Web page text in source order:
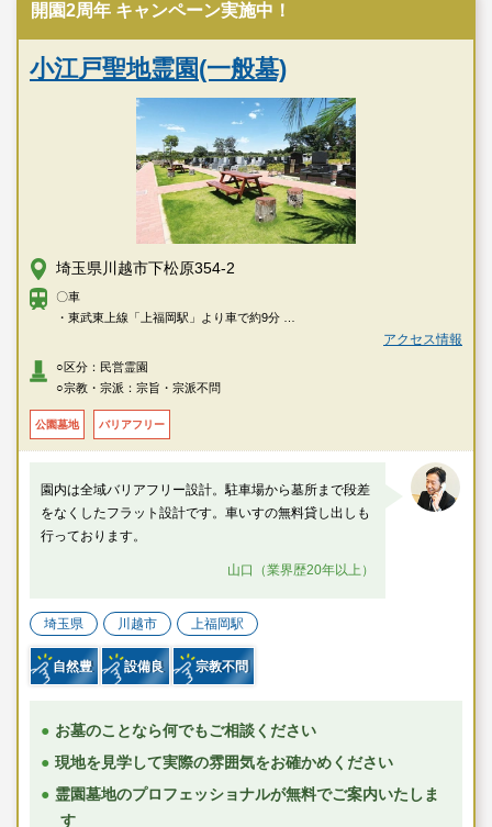
開園2周年 キャンペーン実施中！
小江戸聖地霊園(一般墓)
埼玉県川越市下松原354-2
〇車
・東武東上線「上福岡駅」より車で約9分
・西武新宿線「新狭山駅」より車で約15分
・関越自動車道「三芳スマートI.C.」より車で約9分
アクセス情報
○区分：民営霊園
○宗教・宗派：宗旨・宗派不問
公園墓地 バリアフリー
園内は全域バリアフリー設計。駐車場から墓所まで段差
をなくしたフラット設計です。車いすの無料貸し出しも
行っております。
山口（業界歴20年以上）
埼玉県 川越市 上福岡駅
自然豊 設備良 宗教不問
お墓のことなら何でもご相談ください
現地を見学して実際の雰囲気をお確かめください
霊園墓地のプロフェッショナルが無料でご案内いたしま
す